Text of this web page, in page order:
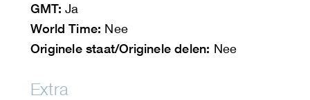
GMT: Ja
World Time: Nee
Originele staat/Originele delen: Nee
Extra